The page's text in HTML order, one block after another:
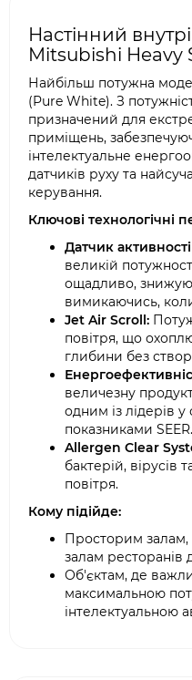
Настінний
Mitsubishi Heavy
Найбільш потужна
(Pure White). З
призначений для
приміщень,
інтелектуальне
датчиків руху та
керування.
Ключові технологічні
Датчик
великій
ощадливо,
вимикаючись,
Jet Air Scroll:
повітря, що
глибини без
величезну
одним із лідерів у
показниками SEER.
Allergen Clear
бактерій, вірусів
повітря.
Кому підійде:
Просторим залам,
залам ресторанів
Об'єктам, де
максимальною
інтелектуальною